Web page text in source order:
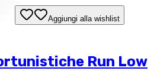
Aggiungi alla wishlist
Run Low